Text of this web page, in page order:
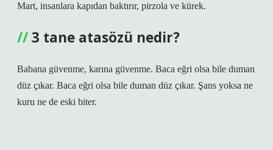
Mart, insanlara kapıdan baktırır, pirzola ve kürek.
3 tane atasözü nedir?
Babana güvenme, karına güvenme. Baca eğri olsa bile duman
düz çıkar. Baca eğri olsa bile duman düz çıkar. Şans yoksa ne
kuru ne de eski biter.